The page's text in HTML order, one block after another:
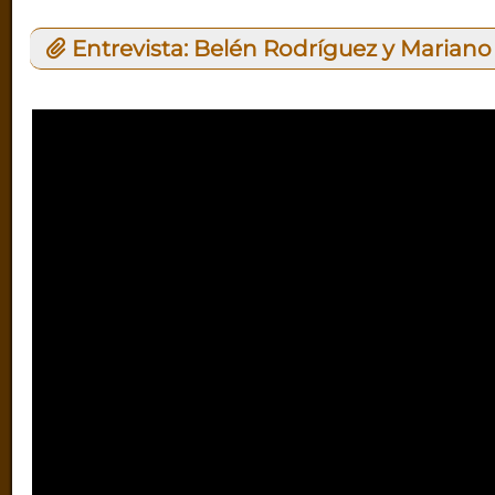
Entrevista: Belén Rodríguez y